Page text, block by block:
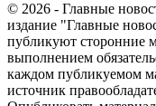
© 2026 - Главные
издание "Главные
публикуют сторонние
выполнением
каждом публикуемом
источник